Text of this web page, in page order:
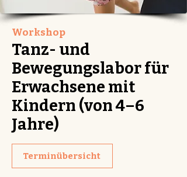
Workshop
Tanz- und
Bewegungslabor für
Erwachsene mit
Kindern (von 4–6
Jahre)
Terminübersicht